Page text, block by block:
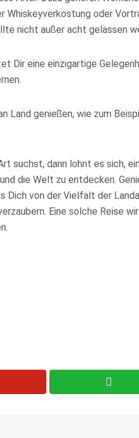
Whiskeyverkostung oder
nicht außer acht gelassen
Dir eine einzigartige
Land genießen, wie zum
suchst, dann lohnt es sich,
die Welt zu entdecken.
Dich von der Vielfalt der
Eine solche Reise